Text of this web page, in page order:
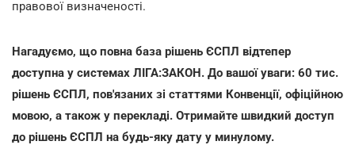
правової визначеності.
Нагадуємо, що повна база рішень ЄСПЛ відтепер
доступна у системах ЛІГА:ЗАКОН. До вашої уваги: 60 тис.
рішень ЄСПЛ, пов'язаних зі статтями Конвенції, офіційною
мовою, а також у перекладі. Отримайте швидкий доступ
до рішень ЄСПЛ на будь-яку дату у минулому.